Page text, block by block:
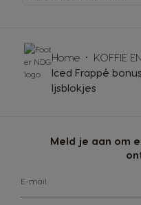
Meld je aan om
E-mail
Home
KOFFIE
Iced Frappé
Ijsblokjes